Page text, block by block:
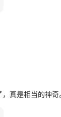
，真是相当的神奇